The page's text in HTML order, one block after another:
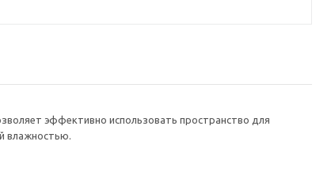
эффективно использовать пространство для
влажностью.